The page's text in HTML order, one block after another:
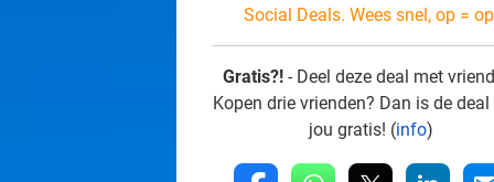
Social Deals. Wees snel, op =
Gratis?! - Deel deze deal met
Kopen drie vrienden? Dan is de
jou gratis! (info)